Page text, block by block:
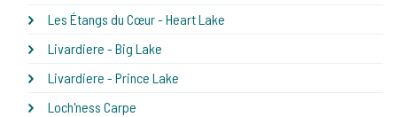
Les Étangs du Cœur - Heart Lake
Livardiere - Big Lake
Livardiere - Prince Lake
Loch'ness Carpe